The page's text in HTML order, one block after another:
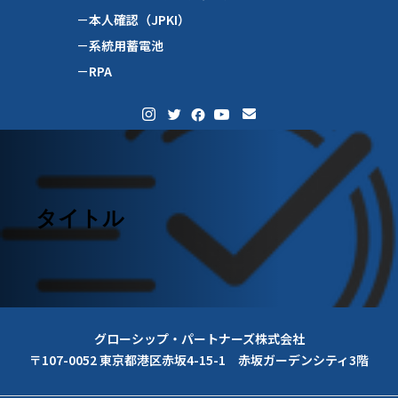
－本人確認（JPKI）
－系統用蓄電池
－RPA
タイトル
グローシップ・パートナーズ株式会社
〒107-0052 東京都港区赤坂4-15-1 赤坂ガーデンシティ3階